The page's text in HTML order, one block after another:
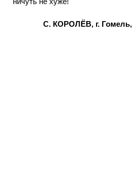
С. КОРОЛЁВ, г. Гомель,